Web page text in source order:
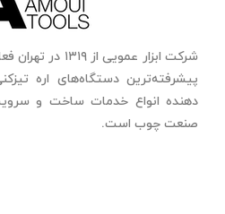
شرکت ابزار عمویی
پیشرفته‌ترین دستگاه‌های اره
دهنده انواع خدمات ساخت و
صنعت چوب است.